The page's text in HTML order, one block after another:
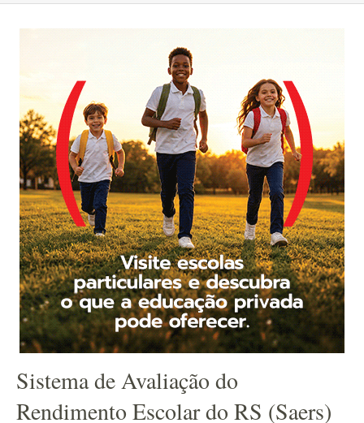
Sistema de Avaliação do
Rendimento Escolar do RS (Saers)